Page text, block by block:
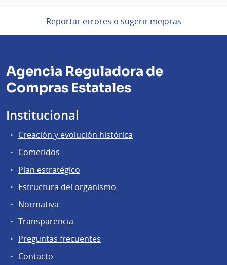
Reportar errores o sugerir mejoras
Agencia Reguladora de
Compras Estatales
Institucional
Creación y evolución histórica
Cometidos
Plan estratégico
Estructura del organismo
Normativa
Transparencia
Preguntas frecuentes
Contacto